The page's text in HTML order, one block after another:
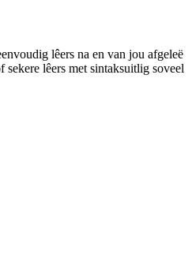
hoe.
lêers na en van jou afgeleë